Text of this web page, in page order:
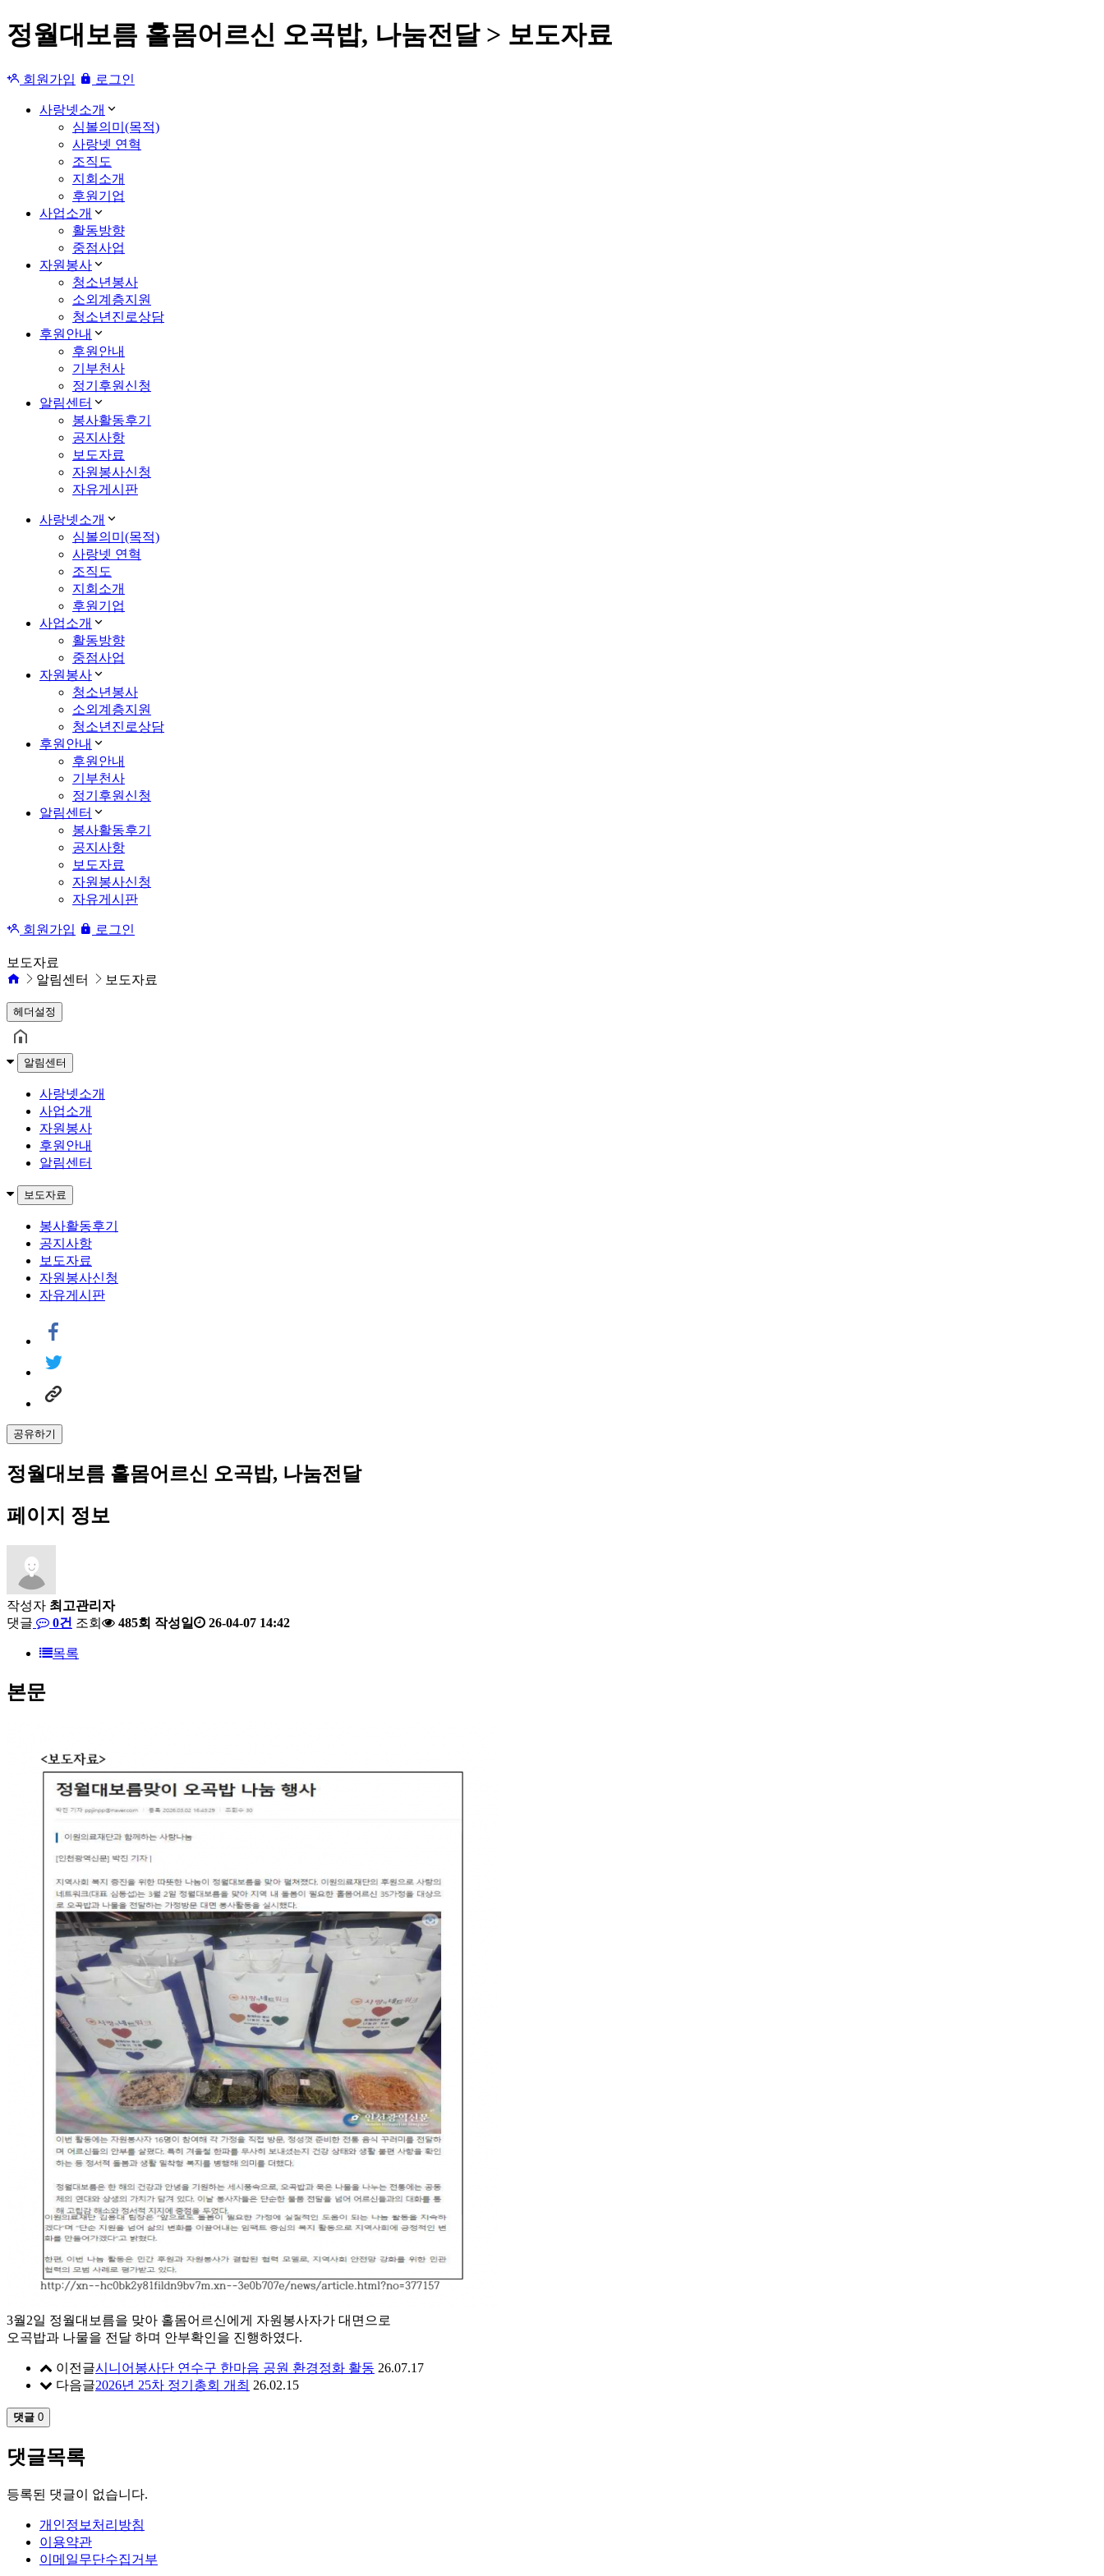
정월대보름 홀몸어르신 오곡밥, 나눔전달 > 보도자료
회원가입 로그인
사랑넷소개
심볼의미(목적)
사랑넷 연혁
조직도
지회소개
후원기업
사업소개
활동방향
중점사업
자원봉사
청소년봉사
소외계층지원
청소년진로상담
후원안내
후원안내
기부천사
정기후원신청
알림센터
봉사활동후기
공지사항
보도자료
자원봉사신청
자유게시판
사랑넷소개
심볼의미(목적)
사랑넷 연혁
조직도
지회소개
후원기업
사업소개
활동방향
중점사업
자원봉사
청소년봉사
소외계층지원
청소년진로상담
후원안내
후원안내
기부천사
정기후원신청
알림센터
봉사활동후기
공지사항
보도자료
자원봉사신청
자유게시판
회원가입 로그인
보도자료
알림센터
보도자료
헤더설정
알림센터
사랑넷소개
사업소개
자원봉사
후원안내
알림센터
보도자료
봉사활동후기
공지사항
보도자료
자원봉사신청
자유게시판
공유하기
정월대보름 홀몸어르신 오곡밥, 나눔전달
페이지 정보
작성자 최고관리자
댓글
0건 조회 485회 작성일 26-04-07 14:42
목록
본문
3월2일 정월대보름을 맞아 홀몸어르신에게 자원봉사자가 대면으로
오곡밥과 나물을 전달 하며 안부확인을 진행하였다.
이전글시니어봉사단 연수구 한마음 공원 환경정화 활동 26.07.17
다음글2026년 25차 정기총회 개최 26.02.15
댓글 0
댓글목록
등록된 댓글이 없습니다.
개인정보처리방침
이용약관
이메일무단수집거부